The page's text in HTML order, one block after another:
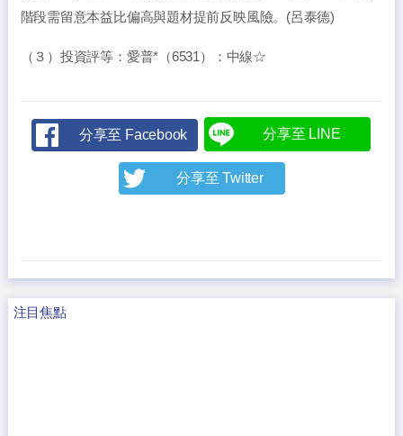
階段需留意本益比偏高與題材提前反映風險。(呂泰德)
（３）投資評等：愛普*（6531）：中線☆
分享至 Facebook 分享至 LINE
分享至 Twitter
注目焦點